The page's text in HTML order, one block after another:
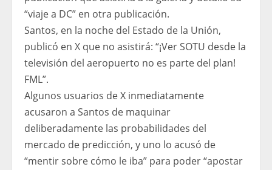
“viaje a DC” en otra publicación.
Santos, en la noche del Estado de la Unión,
publicó en X que no asistirá: “¡Ver SOTU desde la
televisión del aeropuerto no es parte del plan!
FML”.
Algunos usuarios de X inmediatamente
acusaron a Santos de maquinar
deliberadamente las probabilidades del
mercado de predicción, y uno lo acusó de
“mentir sobre cómo le iba” para poder “apostar